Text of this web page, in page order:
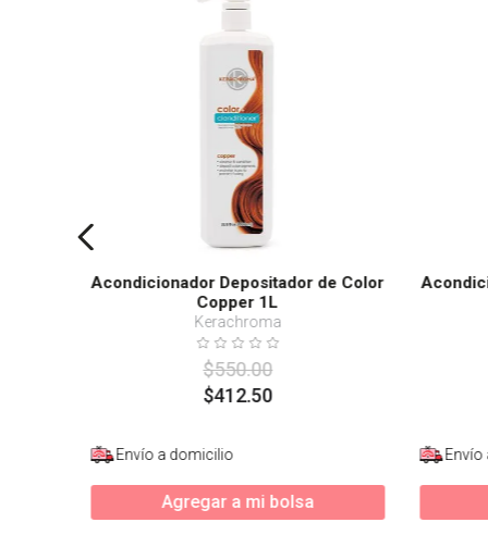
Acondicionador Depositador de Color
Copper 1L
Kerachroma
$550.00
$412.50
Envío a domicilio
Agregar a mi bolsa
Envío